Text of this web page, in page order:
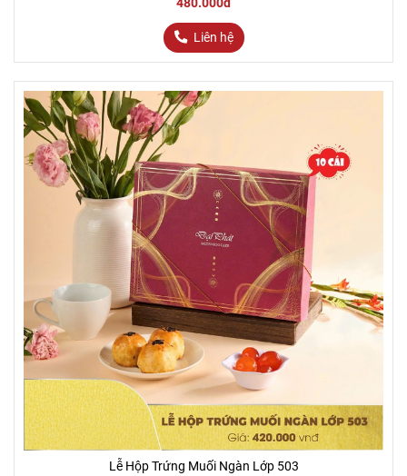
480.000đ
Liên hệ
Lễ Hộp Trứng Muối Ngàn Lớp 503